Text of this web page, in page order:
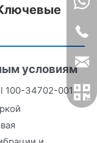
условиям
100-34702-001